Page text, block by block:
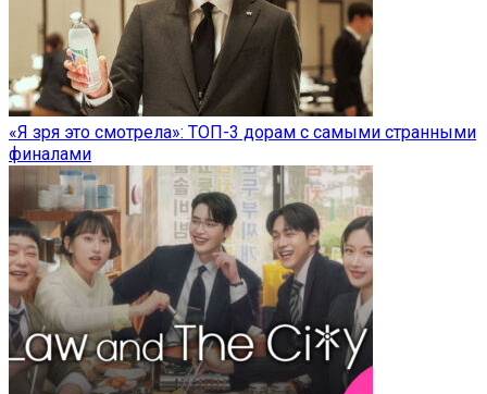
«Я зря это смотрела»: ТОП-3 дорам с самыми странными
финалами